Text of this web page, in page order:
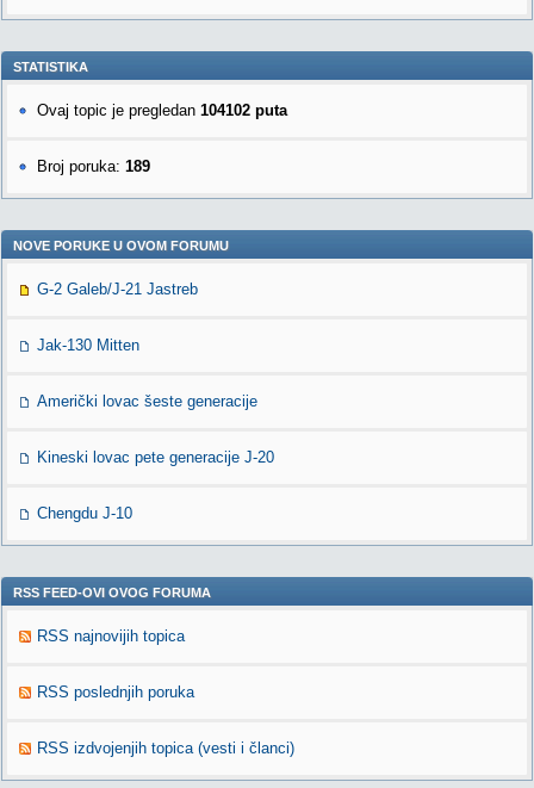
STATISTIKA
Ovaj topic je pregledan 104102 puta
Broj poruka: 189
NOVE PORUKE U OVOM FORUMU
G-2 Galeb/J-21 Jastreb
Jak-130 Mitten
Američki lovac šeste generacije
Kineski lovac pete generacije J-20
Chengdu J-10
RSS FEED-OVI OVOG FORUMA
RSS najnovijih topica
RSS poslednjih poruka
RSS izdvojenjih topica (vesti i članci)